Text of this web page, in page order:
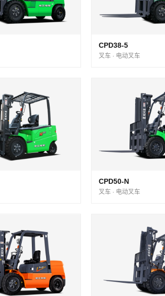
CPD38-5
叉车 · 电动叉车
CPD50-N
叉车 · 电动叉车